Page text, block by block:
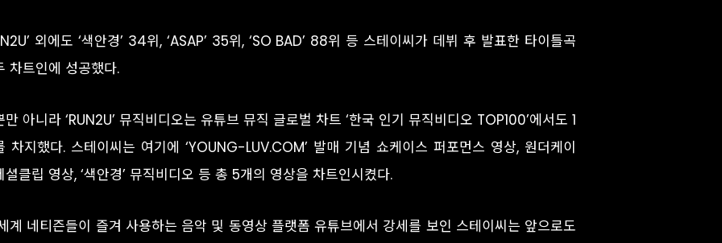
외에도 ‘색안경’ 34위, ‘ASAP’ 35위, ‘SO BAD’ 88위 등 스테이씨가 데뷔 후 발표한 타이틀곡
차트인에 성공했다.
만 아니라 ‘RUN2U’ 뮤직비디오는 유튜브 뮤직 글로벌 차트 ‘한국 인기 뮤직비디오 TOP100’에서도 1
차지했다. 스테이씨는 여기에 ‘YOUNG-LUV.COM’ 발매 기념 쇼케이스 퍼포먼스 영상, 원더케이
셜클립 영상, ‘색안경’ 뮤직비디오 등 총 5개의 영상을 차트인시켰다.
계 네티즌들이 즐겨 사용하는 음악 및 동영상 플랫폼 유튜브에서 강세를 보인 스테이씨는 앞으로도